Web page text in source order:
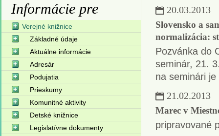
20.03.2013
Slovensko a
normalizácia:
Pozvánka do
seminár, 21.
na seminári
21.02.2013
Marec v
pripravované
Informácie pre
Verejné knižnice
Základné údaje
Aktuálne informácie
Adresár
Podujatia
Prieskumy
Komunitné aktivity
Detské knižnice
Legislatívne dokumenty